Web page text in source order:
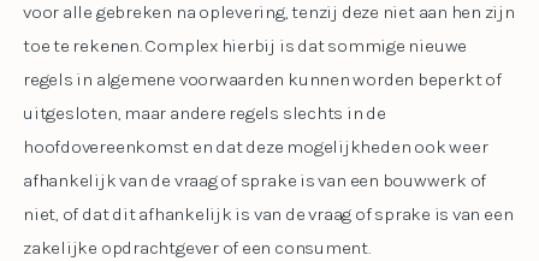
voor alle gebreken na oplevering, tenzij deze niet aan hen zijn
toe te rekenen. Complex hierbij is dat sommige nieuwe
regels in algemene voorwaarden kunnen worden beperkt of
uitgesloten, maar andere regels slechts in de
hoofdovereenkomst en dat deze mogelijkheden ook weer
afhankelijk van de vraag of sprake is van een bouwwerk of
niet, of dat dit afhankelijk is van de vraag of sprake is van een
zakelijke opdrachtgever of een consument.